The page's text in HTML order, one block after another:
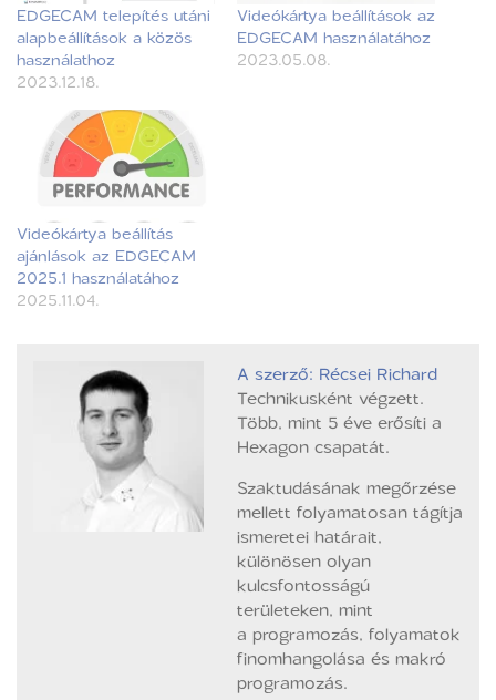
EDGECAM telepítés utáni
alapbeállítások a közös
használathoz
2023.12.18.
Videókártya beállítások az
EDGECAM használatához
2023.05.08.
Videókártya beállítás
ajánlások az EDGECAM
2025.1 használatához
2025.11.04.
A szerző: Récsei Richard
Technikusként végzett.
Több, mint 5 éve erősíti a
Hexagon csapatát.
Szaktudásának megőrzése
mellett folyamatosan tágítja
ismeretei határait,
különösen olyan
kulcsfontosságú
területeken, mint
a programozás, folyamatok
finomhangolása és makró
programozás.